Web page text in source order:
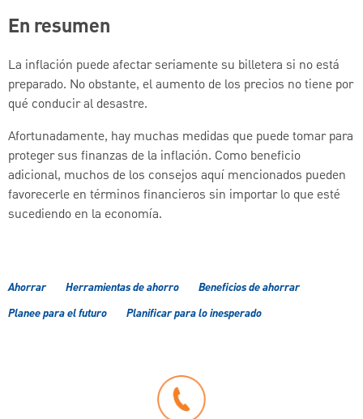
En resumen
La inflación puede afectar seriamente su billetera si no está
preparado. No obstante, el aumento de los precios no tiene por
qué conducir al desastre.
Afortunadamente, hay muchas medidas que puede tomar para
proteger sus finanzas de la inflación. Como beneficio
adicional, muchos de los consejos aquí mencionados pueden
favorecerle en términos financieros sin importar lo que esté
sucediendo en la economía.
Ahorrar Herramientas de ahorro
Beneficios de ahorrar
Planee para el futuro
Planificar para lo inesperado